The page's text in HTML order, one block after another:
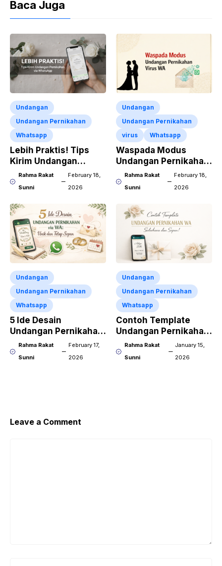
Baca Juga
Undangan
Undangan Pernikahan
Whatsapp
Lebih Praktis! Tips
Kirim Undangan
Pernikahan via
WhatsApp
Rahma Rakat
Sunni
February 18,
2026
Undangan
Undangan Pernikahan
virus
Whatsapp
Waspada Modus
Undangan Pernikahan
Virus WA
Rahma Rakat
Sunni
February 18,
2026
Undangan
Undangan Pernikahan
Whatsapp
5 Ide Desain
Undangan Pernikahan
via WA: Unik dan
Tetap Sopan
Rahma Rakat
Sunni
February 17,
2026
Undangan
Undangan Pernikahan
Whatsapp
Contoh Template
Undangan Pernikahan
WA Sederhana dan
Sopan!
Rahma Rakat
Sunni
January 15,
2026
Leave a Comment